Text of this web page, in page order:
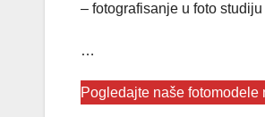
– fotografisanje u foto
…
Pogledajte naše fotomodele